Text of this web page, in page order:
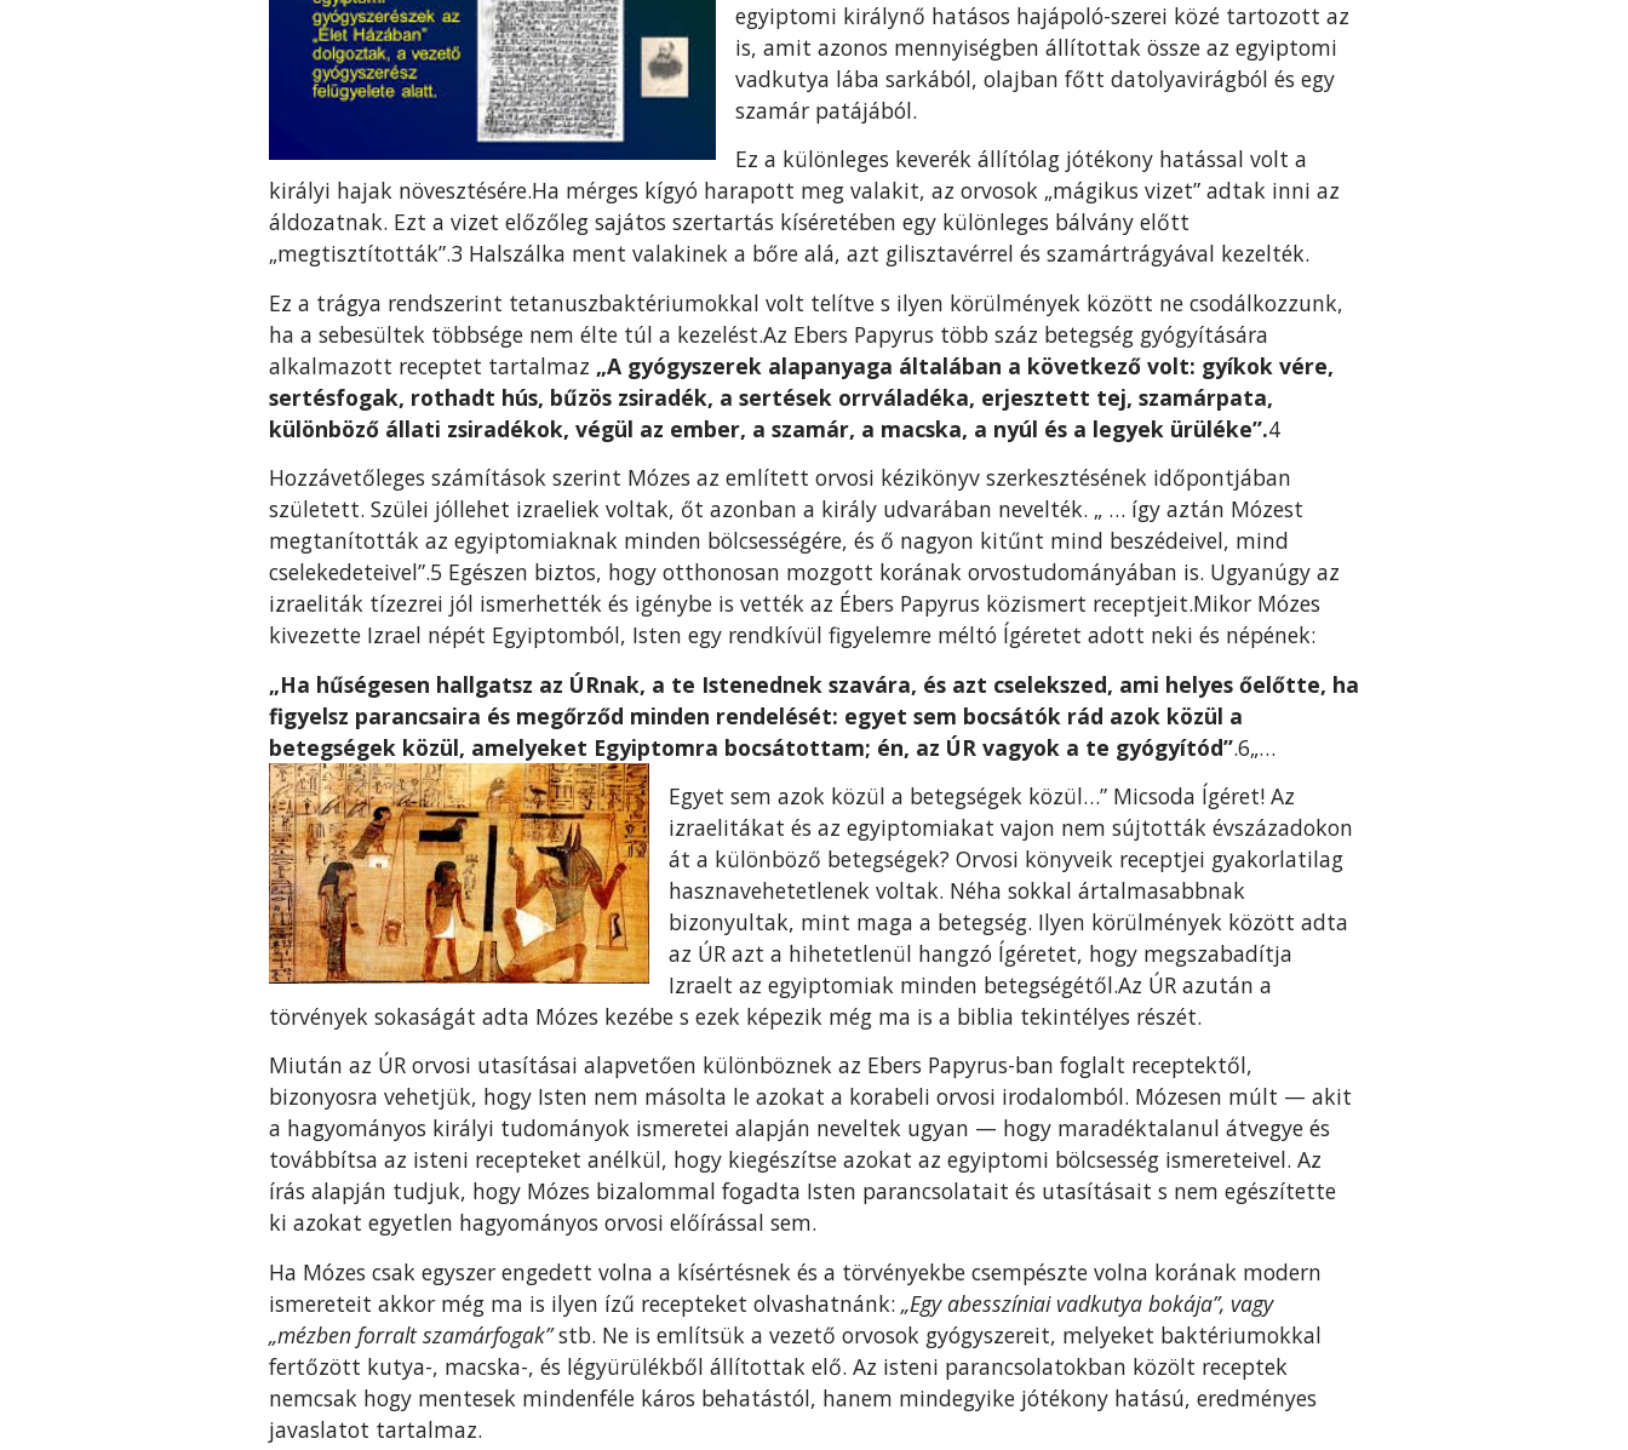
egyiptomi királynő hatásos hajápoló-sze­rei közé tartozott az
is, amit azonos mennyiségben állítottak össze az egyiptomi
vadkutya lába sarkából, olajban főtt datolyavirágból és egy
szamár patájából.
Ez a különleges keverék állítólag jótékony hatással volt a
királyi hajak növesztésére.Ha mérges kígyó harapott meg valakit, az orvosok „mágikus vizet” adtak inni az
áldozatnak. Ezt a vizet előzőleg sajátos szertartás kíséretében egy különle­ges bálvány előtt
„megtisztították”.3 Halszálka ment valakinek a bőre alá, azt gilisztavérrel és szamártrá­gyával kezelték.
Ez a trágya rendszerint tetanuszbaktériumokkal volt telítve s ilyen körülmények között ne csodálkozzunk,
ha a sebesültek többsége nem élte túl a kezelést.Az Ebers Papyrus több száz betegség gyógyítására
alkalmazott receptet tartalmaz „A gyógyszerek alapanyaga általában a következő volt: gyíkok vére,
ser­tésfogak, rothadt hús, bűzös zsiradék, a sertések orrváladéka, erjesztett tej, szamárpata,
különböző állati zsiradékok, végül az ember, a szamár, a macs­ka, a nyúl és a legyek ürüléke”.4
Hozzávetőleges számítások szerint Mózes az emlí­tett orvosi kézikönyv szerkesztésének időpontjában
született. Szülei jóllehet izraeliek voltak, őt azonban a király udvarában nevelték. „ … így aztán Mózest
megtanították az egyiptomiaknak minden bölcsességére, és ő nagyon kitűnt mind beszédeivel, mind
cselekedeteivel”.5 Egészen biztos, hogy otthonosan mozgott korának orvostudományában is. Ugyanúgy az
izraeliták tízezrei jól ismerhették és igénybe is vették az Ébers Papyrus közismert receptjeit.Mikor Mózes
kivezette Izrael népét Egyiptomból, Isten egy rendkívül figyelemre méltó Ígéretet adott neki és népének:
„Ha hűségesen hallgatsz az ÚRnak, a te Istenednek szavára, és azt cselekszed, ami helyes őelőtte, ha
figyelsz parancsaira és megőrződ minden rendelését: egyet sem bocsátók rád azok közül a
betegségek közül, amelyeket Egyiptomra bocsátot­tam; én, az ÚR vagyok a te gyógyítód”.6„…
Egyet sem azok közül a betegségek közül…” Micsoda Ígéret! Az
izraelitákat és az egyiptomiakat vajon nem sújtották évszázadokon
át a különböző betegségek? Orvosi könyveik receptjei gyakorlatilag
hasznavehetetlenek voltak. Néha sokkal ártalmasabb­nak
bizonyultak, mint maga a betegség. Ilyen körül­mények között adta
az ÚR azt a hihetetlenül hangzó Ígéretet, hogy megszabadítja
Izraelt az egyiptomiak minden betegségétől.Az ÚR azután a
törvények sokaságát adta Mózes kezébe s ezek képezik még ma is a biblia tekintélyes részét.
Miután az ÚR orvosi utasításai alapvetően különböznek az Ebers Papyrus-ban foglalt receptektől,
bizonyosra vehetjük, hogy Isten nem másolta le azo­kat a korabeli orvosi irodalomból. Mózesen múlt — akit
a hagyományos királyi tudományok ismeretei alapján neveltek ugyan — hogy maradéktalanul átve­gye és
továbbítsa az isteni recepteket anélkül, hogy kiegészítse azokat az egyiptomi bölcsesség ismeretei­vel. Az
írás alapján tudjuk, hogy Mózes bizalommal fogadta Isten parancsolatait és utasításait s nem egész­ítette
ki azokat egyetlen hagyományos orvosi előírás­sal sem.
Ha Mózes csak egyszer engedett volna a kísértésnek és a törvényekbe csempészte volna korának modern
ismereteit akkor még ma is ilyen ízű re­cepteket olvashatnánk: „Egy abesszíniai vadkutya bokája”, vagy
„mézben forralt szamárfogak”stb. Ne is említsük a vezető orvosok gyógyszereit, me­lyeket baktériumokkal
fertőzött kutya-, macska-, és légyürülékből állítottak elő. Az isteni parancsolatok­ban közölt receptek
nemcsak hogy mentesek minden­féle káros behatástól, hanem mindegyike jótékony ha­tású, eredményes
javaslatot tartalmaz.